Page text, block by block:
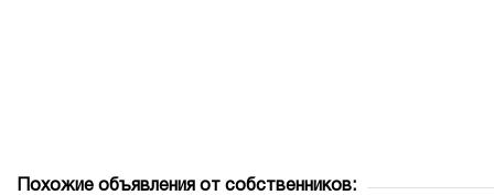
Похожие объявления от собственников: